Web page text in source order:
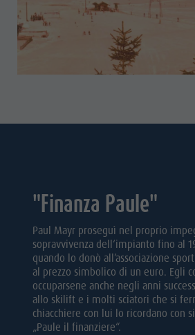
"Finanza Paule"
Paul Mayr proseguì nel proprio
sopravvivenza dell‘impianto fino al
quando lo donò all’associazione
al prezzo simbolico di un euro. Egli
occuparsene anche negli anni
allo skilift e i molti sciatori che si
chiacchiere con lui lo ricordano con
„Paule il finanziere“.